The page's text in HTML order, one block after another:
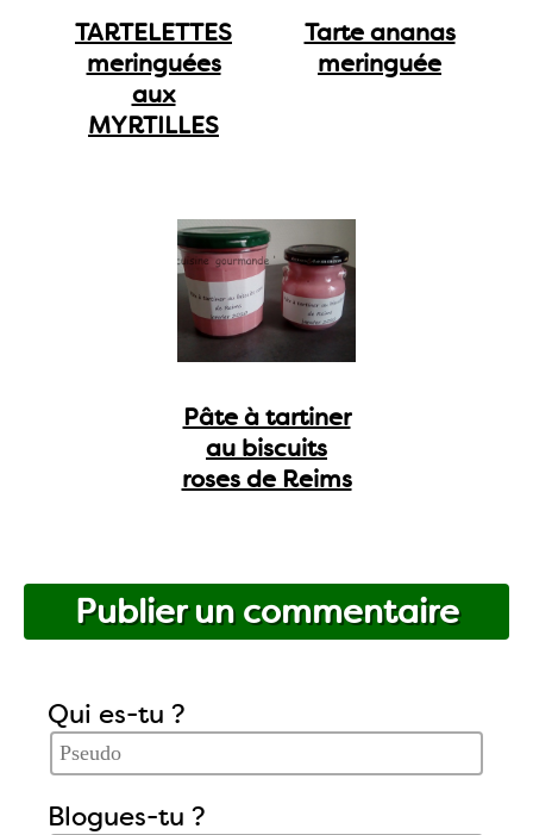
TARTELETTES
meringuées
aux
MYRTILLES
Tarte ananas
meringuée
Pâte à tartiner
au biscuits
roses de Reims
Publier un commentaire
Qui es-tu ?
Blogues-tu ?